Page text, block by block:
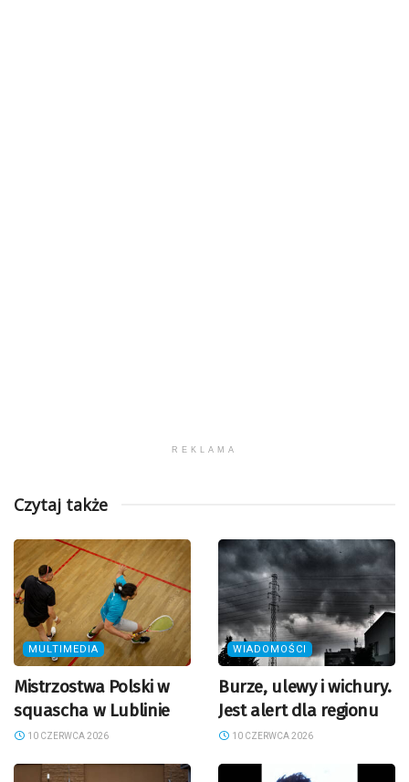
REKLAMA
Czytaj także
MULTIMEDIA
Mistrzostwa Polski w
squascha w Lublinie
10 CZERWCA 2026
WIADOMOŚCI
Burze, ulewy i wichury.
Jest alert dla regionu
10 CZERWCA 2026